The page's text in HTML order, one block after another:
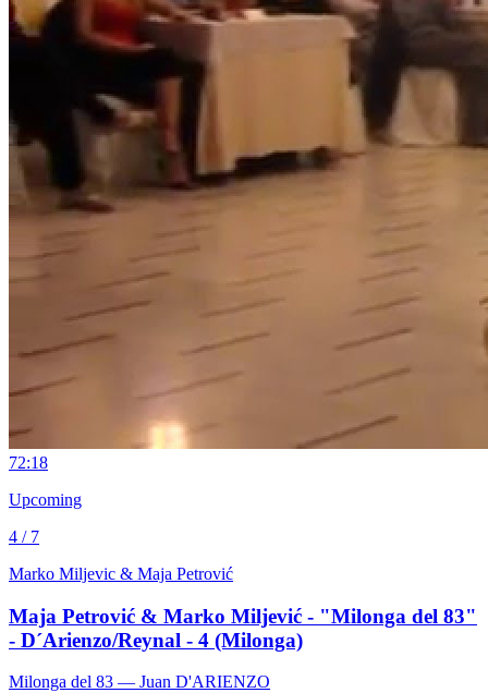
72:18
Upcoming
4 / 7
Marko Miljevic & Maja Petrović
Maja Petrović & Marko Miljević - "Milonga del 83"
- D´Arienzo/Reynal - 4 (Milonga)
Milonga del 83 — Juan D'ARIENZO